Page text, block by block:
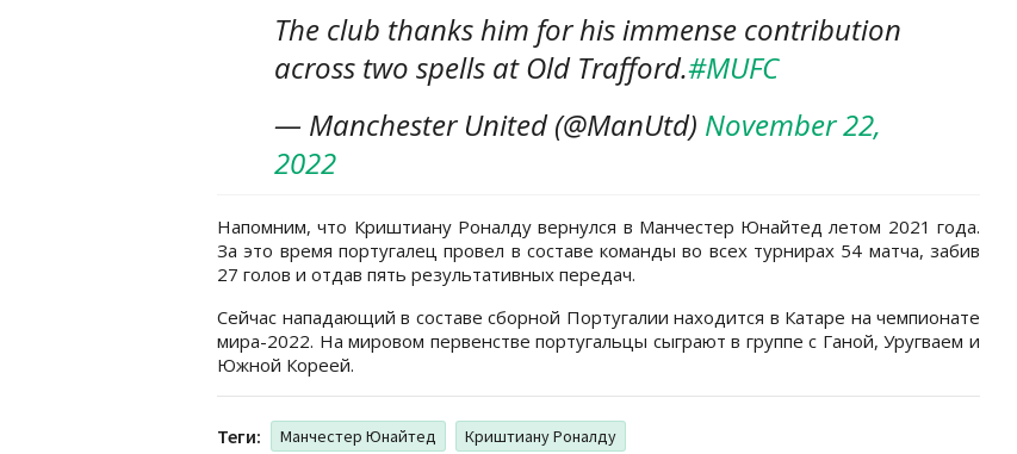
The club thanks him for his immense contribution
across two spells at Old Trafford.#MUFC
— Manchester United (@ManUtd) November 22,
2022
Напомним, что Криштиану Роналду вернулся в Манчестер Юнайтед летом 2021 года.
За это время португалец провел в составе команды во всех турнирах 54 матча, забив
27 голов и отдав пять результативных передач.
Сейчас нападающий в составе сборной Португалии находится в Катаре на чемпионате
мира-2022. На мировом первенстве португальцы сыграют в группе с Ганой, Уругваем и
Южной Кореей.
Теги: Манчестер Юнайтед Криштиану Роналду